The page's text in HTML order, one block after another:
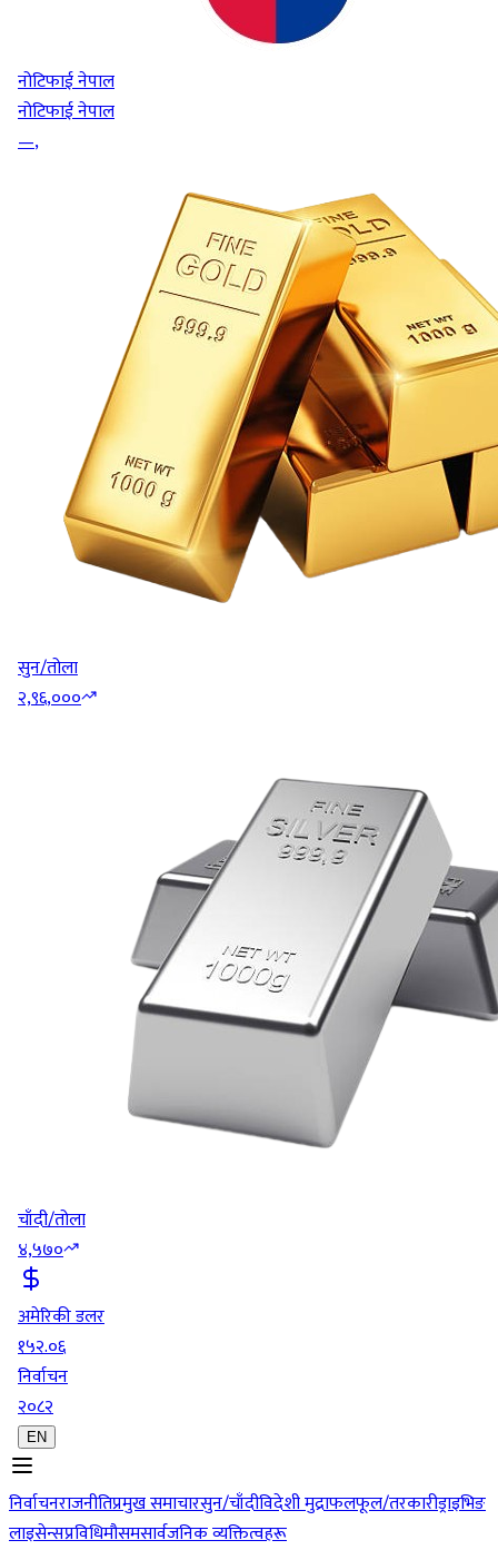
नोटिफाई नेपाल
नोटिफाई नेपाल
—,
सुन/तोला
२,९६,०००
चाँदी/तोला
४,५७०
अमेरिकी डलर
१५२.०६
निर्वाचन
२०८२
EN
निर्वाचनराजनीतिप्रमुख समाचारसुन/चाँदीविदेशी मुद्राफलफूल/तरकारीड्राइभिङ
लाइसेन्सप्रविधिमौसमसार्वजनिक व्यक्तित्वहरू